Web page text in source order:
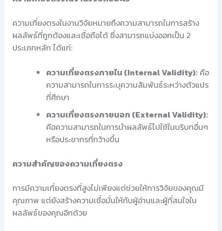
ความเที่ยงตรงในงานวิจัยหมายถึงความสามารถในการสร้าง
ผลลัพธ์ที่ถูกต้องและเชื่อถือได้ ซึ่งสามารถแบ่งออกเป็น 2
ประเภทหลัก ได้แก่:
ความเที่ยงตรงภายใน (Internal Validity): คือ
ความสามารถในการระบุความสัมพันธ์ระหว่างตัวแปร
ที่ศึกษา
ความเที่ยงตรงภายนอก (External Validity):
คือความสามารถในการนำผลลัพธ์ไปใช้ในบริบทอื่นๆ
หรือประชากรที่กว้างขึ้น
ความสำคัญของความเที่ยงตรง
การมีความเที่ยงตรงที่สูงไม่เพียงแต่ช่วยให้การวิจัยของคุณมี
คุณภาพ แต่ยังสร้างความเชื่อมั่นให้กับผู้อ่านและผู้ที่สนใจใน
ผลลัพธ์ของคุณอีกด้วย